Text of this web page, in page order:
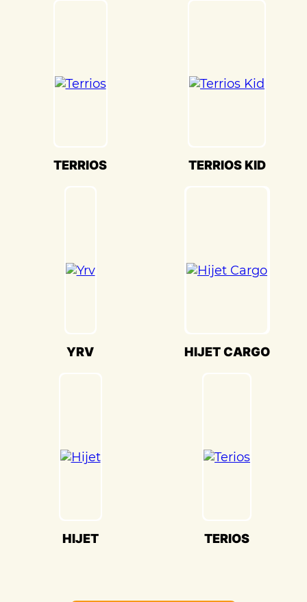
безопасность вашего Daihatsu Hijet
оригинального внешнего вида Daihatsu
соответствия оригинальному цвету и
текстуре.
«Детейлингофъ» – это гарантия того, что
ваш автомобиль будет восстановлен с
предоставлять вам возможность
TERRIOS TERRIOS KID
YRV HIJET CARGO
HIJET TERIOS